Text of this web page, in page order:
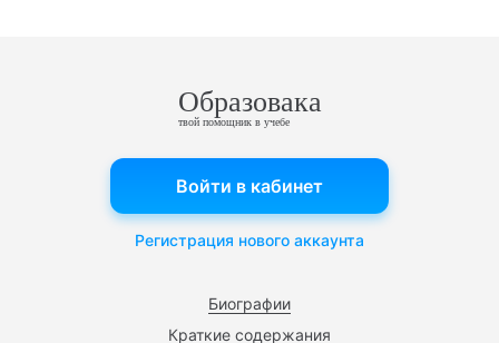
Образовака
твой помощник в учебе
Биографии
Краткие содержания
Войти в кабинет
Регистрация нового аккаунта